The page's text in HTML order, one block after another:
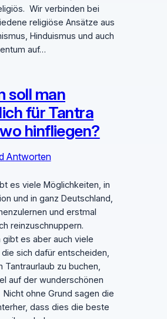
Wir verbinden bei
religiöse Ansätze aus
Hinduismus und auch
auf…
soll man
für Tantra
hinfliegen?
Antworten
es viele Möglichkeiten, in
und in ganz Deutschland,
und erstmal
reinzuschnuppern.
gibt es aber auch viele
sich dafür entscheiden,
Tantraurlaub zu buchen,
auf der wunderschönen
Nicht ohne Grund sagen die
dass dies die beste